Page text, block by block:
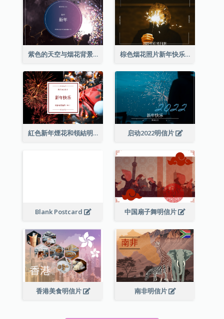
紫色的天空与烟花背景新年明信片 棕色烟花照片新年快乐明信片
紅色新年煙花和領結明信片 启动2022明信片
Blank Postcard 中国扇子舞明信片
香港美食明信片 南非明信片